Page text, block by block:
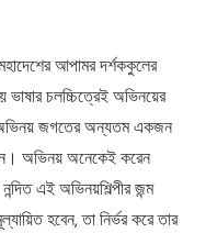
আপামর দর্শককুলের
ভাষার চলচ্চিত্রেই অভিনয়ের
অভিনয় জগতের অন্যতম একজন
অভিনয় অনেকেই করেন
এই অভিনয়শিল্পীর জন্ম
হবেন, তা নির্ভর করে তার